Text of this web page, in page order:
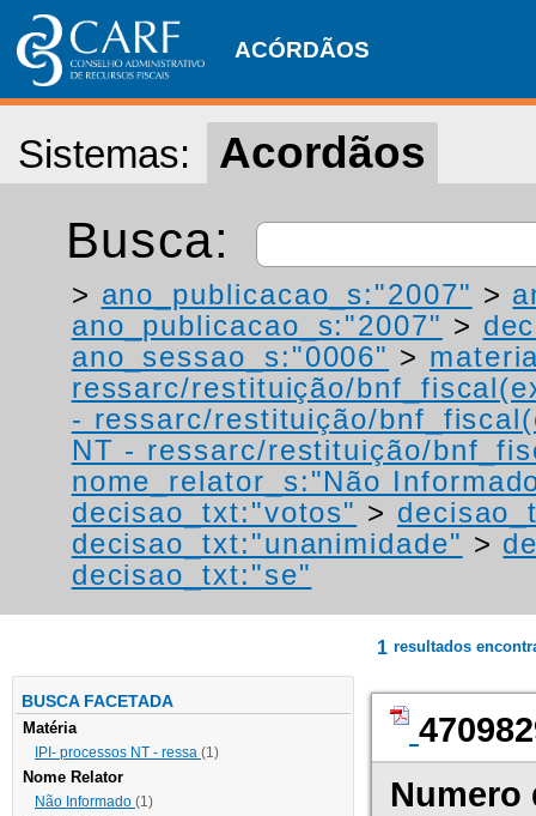
ACÓRDÃOS
Sistemas: Acordãos
Busca:
> ano_publicacao_s:"2007" >
ano_publicacao_s:"2007" >
ano_sessao_s:"0006" >
ressarc/restituição/
- ressarc/restituição/
NT - ressarc/restituição/
nome_relator_s:"Não
decisao_txt:"votos" >
decisao_txt:"unanimidade" >
decisao_txt:"se"
BUSCA FACETADA
Matéria
IPI- processos NT - ressa (1)
Nome Relator
Não Informado (1)
1 resultados
Numero